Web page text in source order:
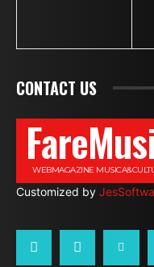
CONTACT US
WEBMAGAZINE
Customized by